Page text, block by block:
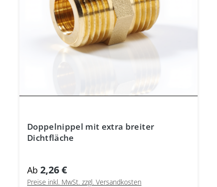
Doppelnippel mit extra breiter
Dichtfläche
Ab 2,26 €
Preise inkl. MwSt. zzgl. Versandkosten